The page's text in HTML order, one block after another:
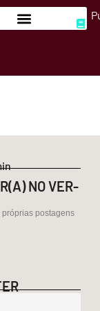
NO VER-
postagens